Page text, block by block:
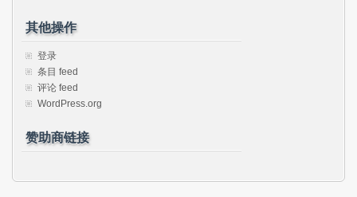
其他操作
登录
条目 feed
评论 feed
WordPress.org
赞助商链接